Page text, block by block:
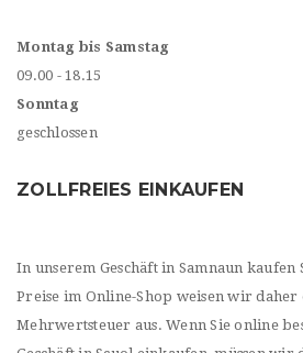
Montag bis Samstag
09.00 - 18.15
Sonntag
geschlossen
ZOLLFREIES EINKAUFEN
In unserem Geschäft in Samnaun
Preise im Online-Shop weisen wir
Mehrwertsteuer aus. Wenn Sie online